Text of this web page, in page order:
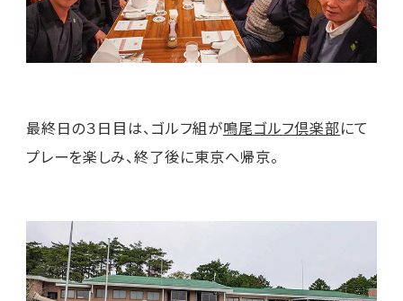
最終日の３日目は、ゴルフ組が鳴尾ゴルフ倶楽部にて
プレーを楽しみ、終了後に東京へ帰京。